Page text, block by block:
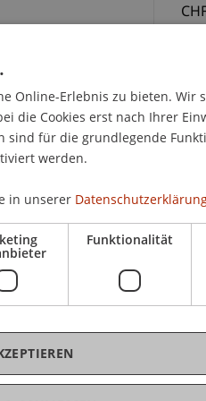
Rechtsanwälte
eine fundierte und
für
Tätigkeit
und
in diesen
Rechtsprechung
Online-Erlebnis zu bieten. Wir
die Cookies erst nach Ihrer
sind für die grundlegende
werden.
in unserer
Funktionalität